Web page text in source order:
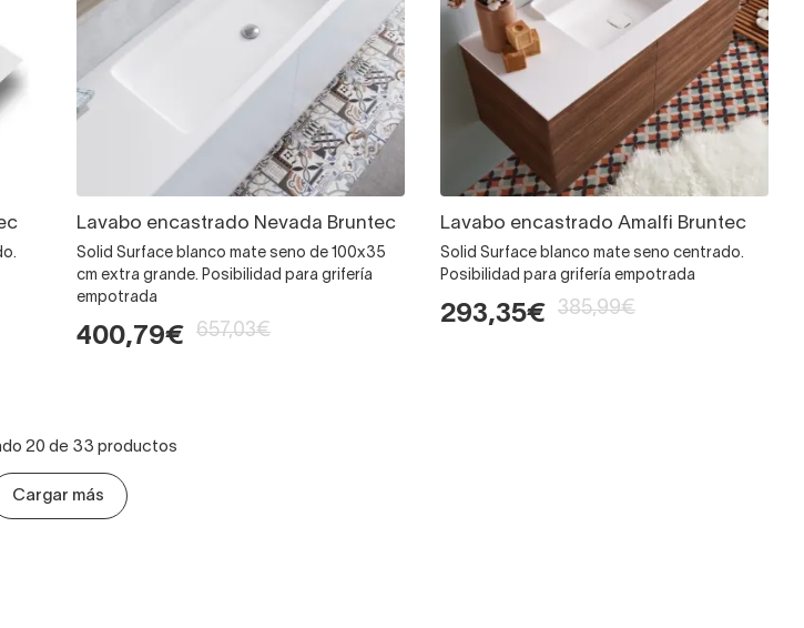
Lavabo encastrado Nevada Bruntec
Solid Surface blanco mate seno de 100x35
cm extra grande. Posibilidad para grifería
empotrada
400,79€ 657,03€
Lavabo encastrado Amalfi Bruntec
Solid Surface blanco mate seno centrado.
Posibilidad para grifería empotrada
293,35€ 385,99€
20 de 33 productos
Cargar más